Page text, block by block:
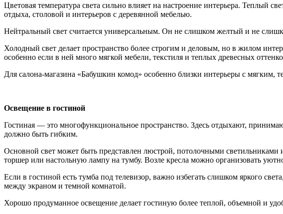
Цветовая температура света сильно влияет на настроение интерьера. Теплый
отдыха, столовой и интерьеров с деревянной мебелью.
Нейтральный свет считается универсальным. Он не слишком желтый и не
Холодный свет делает пространство более строгим и деловым, но в жилом
особенно если в ней много мягкой мебели, текстиля и теплых древесных
Для салона-магазина «Бабушкин комод» особенно близки интерьеры с
Освещение в гостиной
Гостиная — это многофункциональное пространство. Здесь отдыхают,
должно быть гибким.
Основной свет может быть представлен люстрой, потолочными светильниками
торшер или настольную лампу на тумбу. Возле кресла можно организовать
Если в гостиной есть тумба под телевизор, важно избегать слишком яркого
между экраном и темной комнатой.
Хорошо продуманное освещение делает гостиную более теплой, объемной и